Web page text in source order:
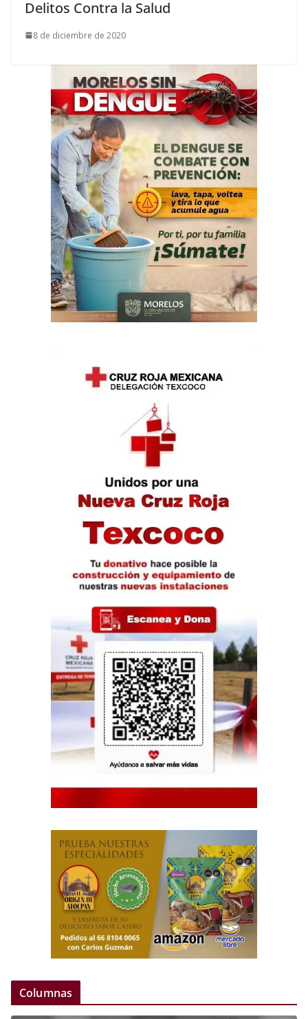
Delitos Contra la Salud
8 de diciembre de 2020
Columnas